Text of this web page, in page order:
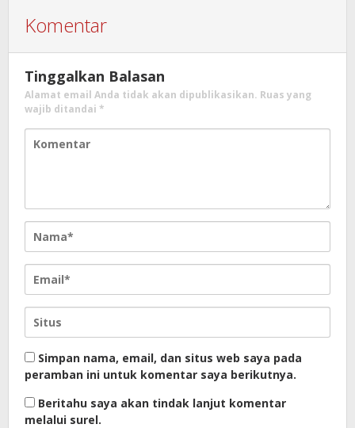
Komentar
Tinggalkan Balasan
Alamat email Anda tidak akan dipublikasikan. Ruas yang
wajib ditandai *
Simpan nama, email, dan situs web saya pada
peramban ini untuk komentar saya berikutnya.
Beritahu saya akan tindak lanjut komentar
melalui surel.